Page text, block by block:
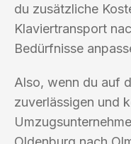
du zusätzliche
Klaviertransport
Bedürfnisse
Also, wenn du auf
zuverlässigen und